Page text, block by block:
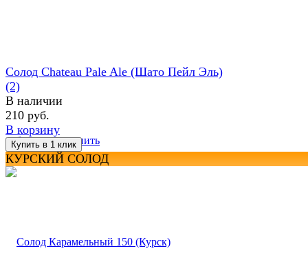
избранное сравнить
Солод Chateau Pale Ale (Шато Пейл Эль)
(2)
В наличии
210 руб.
В корзину
КУРСКИЙ СОЛОД